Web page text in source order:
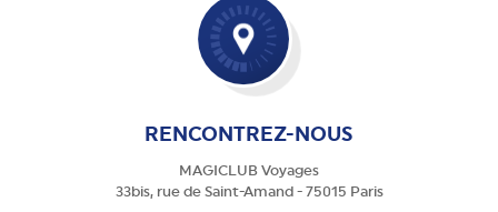
RENCONTREZ-NOUS
MAGICLUB Voyages
33bis, rue de Saint-Amand - 75015 Paris